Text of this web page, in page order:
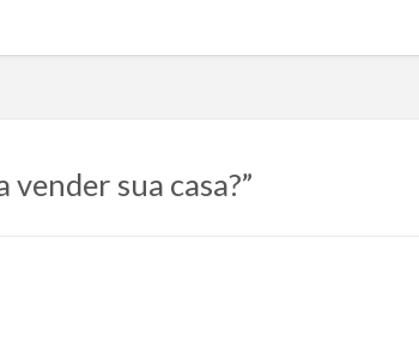
sua casa?”